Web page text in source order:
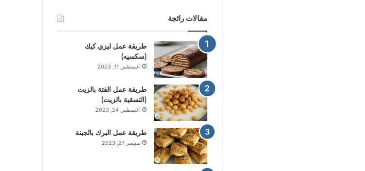
مقالات رائجة
طريقة عمل ليزي كيك
(سكسيه)
أغسطس 11, 2023
طريقة عمل الفتة بالزيت
(التسقية بالزيت)
أغسطس 24, 2023
طريقة عمل البرك بالجبنة
سبتمبر 27, 2023